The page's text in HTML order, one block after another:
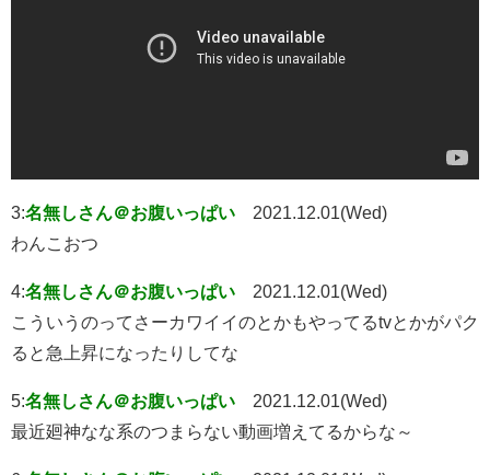
3:名無しさん＠お腹いっぱい
2021.12.01(Wed)
わんこおつ
4:名無しさん＠お腹いっぱい
2021.12.01(Wed)
こういうのってさーカワイイのとかもやってるtvとかがパク
ると急上昇になったりしてな
5:名無しさん＠お腹いっぱい
2021.12.01(Wed)
最近廻神なな系のつまらない動画増えてるからな～